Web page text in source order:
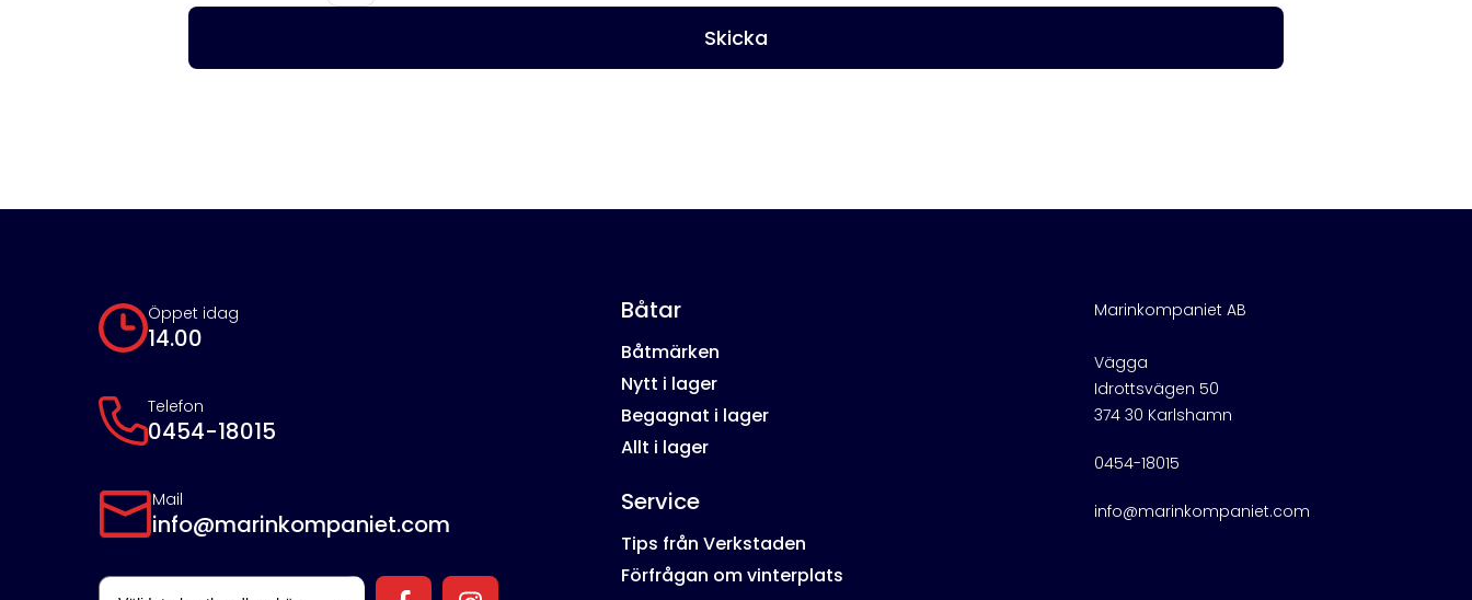
Öppet idag
14.00
Telefon
0454-18015
Mail
info@marinkompaniet.com
Båtar
Båtmärken
Nytt i lager
Begagnat i lager
Allt i lager
Service
Tips från Verkstaden
Förfrågan om vinterplats
Marinkompaniet AB
Vägga
Idrottsvägen 50
374 30 Karlshamn
0454-18015
info@marinkompaniet.com